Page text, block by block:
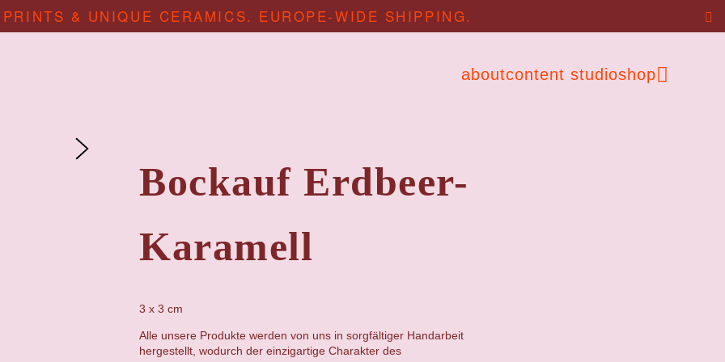
& UNIQUE CERAMICS. EUROPE-WIDE SHIPPING.
aboutcontent studioshop
Bockauf Erdbeer-
Karamell
3 x 3 cm
Alle unsere Produkte werden von uns in sorgfältiger Handarbeit
hergestellt, wodurch der einzigartige Charakter des